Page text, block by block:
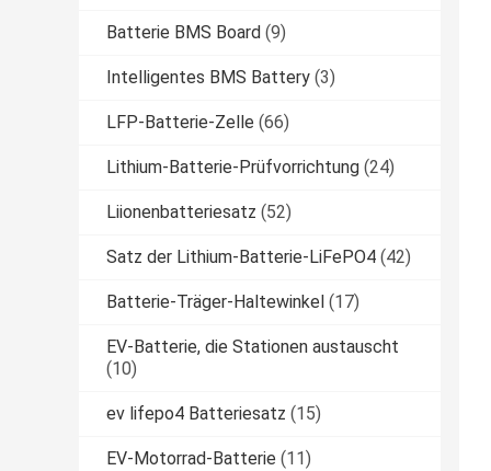
Batterie BMS Board (9)
Intelligentes BMS Battery (3)
LFP-Batterie-Zelle (66)
Lithium-Batterie-Prüfvorrichtung (24)
Liionenbatteriesatz (52)
Satz der Lithium-Batterie-LiFePO4 (42)
Batterie-Träger-Haltewinkel (17)
EV-Batterie, die Stationen austauscht
(10)
ev lifepo4 Batteriesatz (15)
EV-Motorrad-Batterie (11)